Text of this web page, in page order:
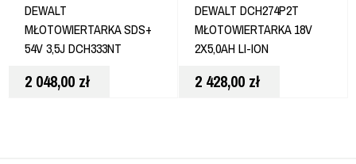
DEWALT
MŁOTOWIERTARKA SDS+
54V 3,5J DCH333NT
2 048,00 zł
DEWALT DCH274P2T
MŁOTOWIERTARKA 18V
2X5,0AH LI-ION
2 428,00 zł